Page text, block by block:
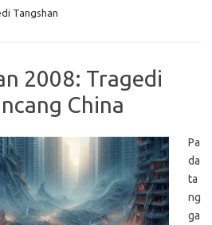
Tangshan
2008: Tragedi
China
Pa
da
ta
ng
ga